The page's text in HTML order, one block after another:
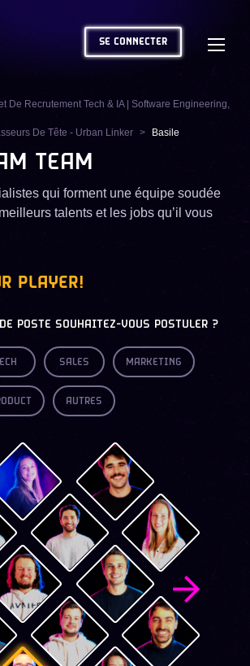
SE CONNECTER
De Recrutement Tech & IA | Software Engineering,
De Tête - Urban Linker
Basile
TEAM
qui forment une équipe soudée
talents et les jobs qu’il vous
PLAYER!
POSTE SOUHAITEZ-VOUS POSTULER ?
SALES MARKETING
AUTRES